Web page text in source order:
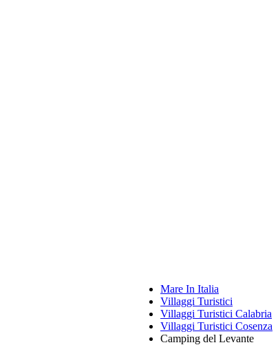
Mare In Italia
Villaggi Turistici
Villaggi Turistici Calabria
Villaggi Turistici Cosenza
Camping del Levante